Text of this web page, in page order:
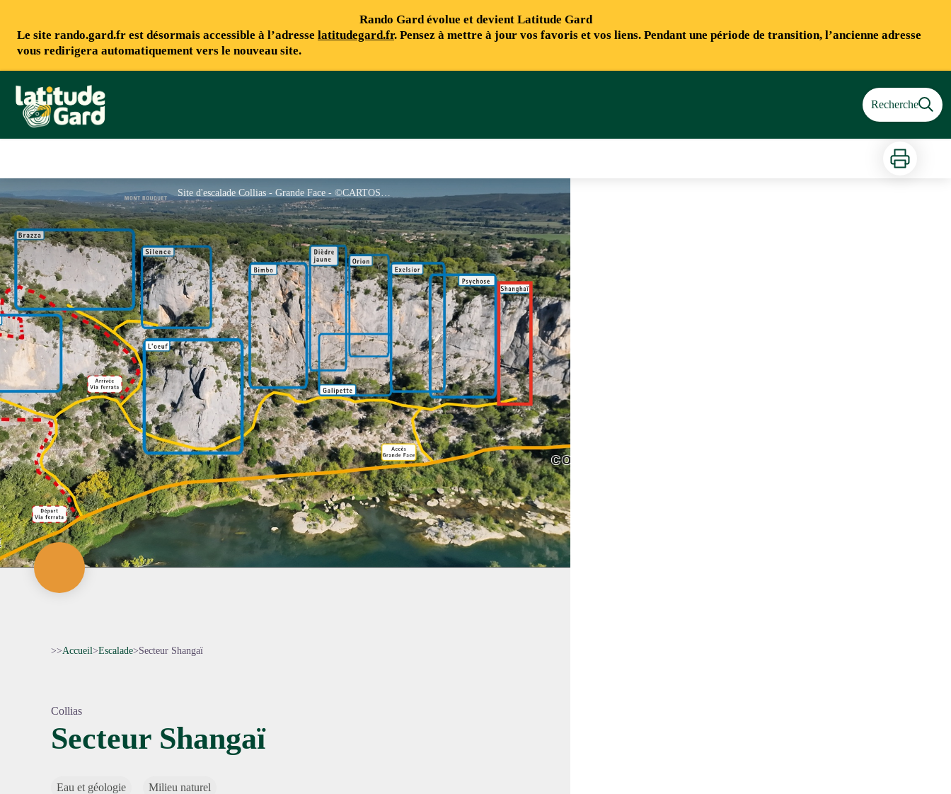
Rando Gard évolue et devient Latitude Gard
Le site rando.gard.fr est désormais accessible à l’adresse latitudegard.fr. Pensez à mettre à jour vos favoris et vos liens. Pendant une période de transition, l’ancienne adresse
vous redirigera automatiquement vers le nouveau site.
Rando Gard Recherche
Imprimer
Site d'escalade Collias - Grande Face - ©CARTOSUD
>>Accueil>Escalade>Secteur Shangaï
Collias
Secteur Shangaï
Eau et géologie Milieu naturel